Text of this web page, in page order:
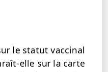
le statut vaccinal
elle sur la carte